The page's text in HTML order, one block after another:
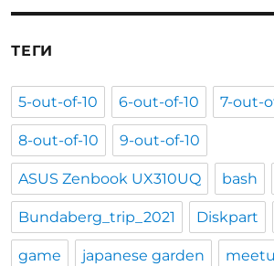
ТЕГИ
5-out-of-10 6-out-of-10 7-out-
8-out-of-10 9-out-of-10
ASUS Zenbook UX310UQ bash
Bundaberg_trip_2021 Diskpart
game japanese garden